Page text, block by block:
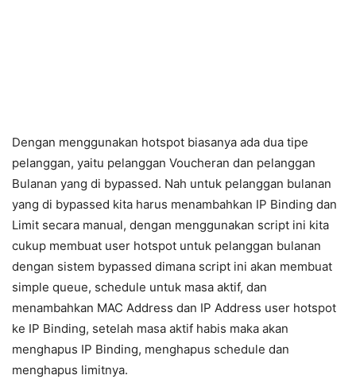
Dengan menggunakan hotspot biasanya ada dua tipe
pelanggan, yaitu pelanggan Voucheran dan pelanggan
Bulanan yang di bypassed. Nah untuk pelanggan bulanan
yang di bypassed kita harus menambahkan IP Binding dan
Limit secara manual, dengan menggunakan script ini kita
cukup membuat user hotspot untuk pelanggan bulanan
dengan sistem bypassed dimana script ini akan membuat
simple queue, schedule untuk masa aktif, dan
menambahkan MAC Address dan IP Address user hotspot
ke IP Binding, setelah masa aktif habis maka akan
menghapus IP Binding, menghapus schedule dan
menghapus limitnya.